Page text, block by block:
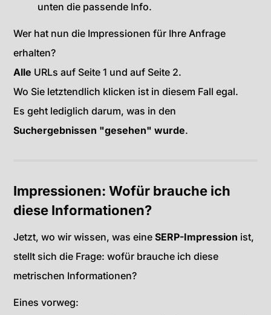
unten die passende Info.
Wer hat nun die Impressionen für Ihre Anfrage
erhalten?
Alle URLs auf Seite 1 und auf Seite 2.
Wo Sie letztendlich klicken ist in diesem Fall egal.
Es geht lediglich darum, was in den
Suchergebnissen "gesehen" wurde.
Impressionen: Wofür brauche ich
diese Informationen?
Jetzt, wo wir wissen, was eine SERP-Impression ist,
stellt sich die Frage: wofür brauche ich diese
metrischen Informationen?
Eines vorweg: